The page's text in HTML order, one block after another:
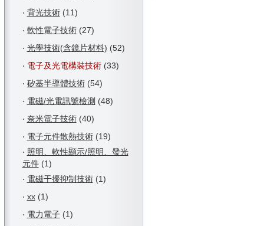
‧ 背光技術(11)
‧ 軟性電子技術(27)
‧ 光學技術(含鏡片材料) (52)
‧ 電子及光電構裝技術(33)
‧ 矽基半導體技術(54)
‧ 電磁/光電訊號檢測 (48)
‧ 奈米電子技術(40)
‧ 電子元件散熱技術(19)
‧ 照明、軟性顯示/照明、發光
元件(1)
‧ 電磁干擾抑制技術(1)
‧ xx(1)
‧ 電力電子(1)